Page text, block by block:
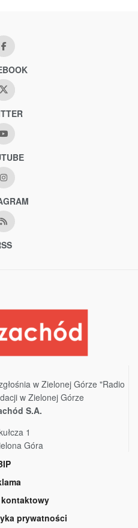
w Zielonej Górze "Radio
w Zielonej Górze
S.A.
1
Góra
prywatności